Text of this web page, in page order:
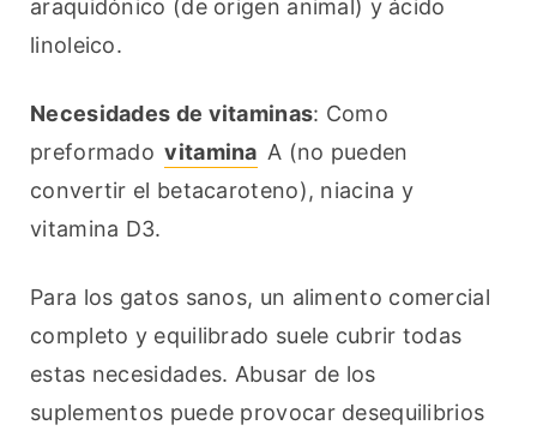
araquidónico (de origen animal) y ácido
linoleico.
Necesidades de vitaminas: Como
preformado vitamina A (no pueden
convertir el betacaroteno), niacina y
vitamina D3.
Para los gatos sanos, un alimento comercial
completo y equilibrado suele cubrir todas
estas necesidades. Abusar de los
suplementos puede provocar desequilibrios